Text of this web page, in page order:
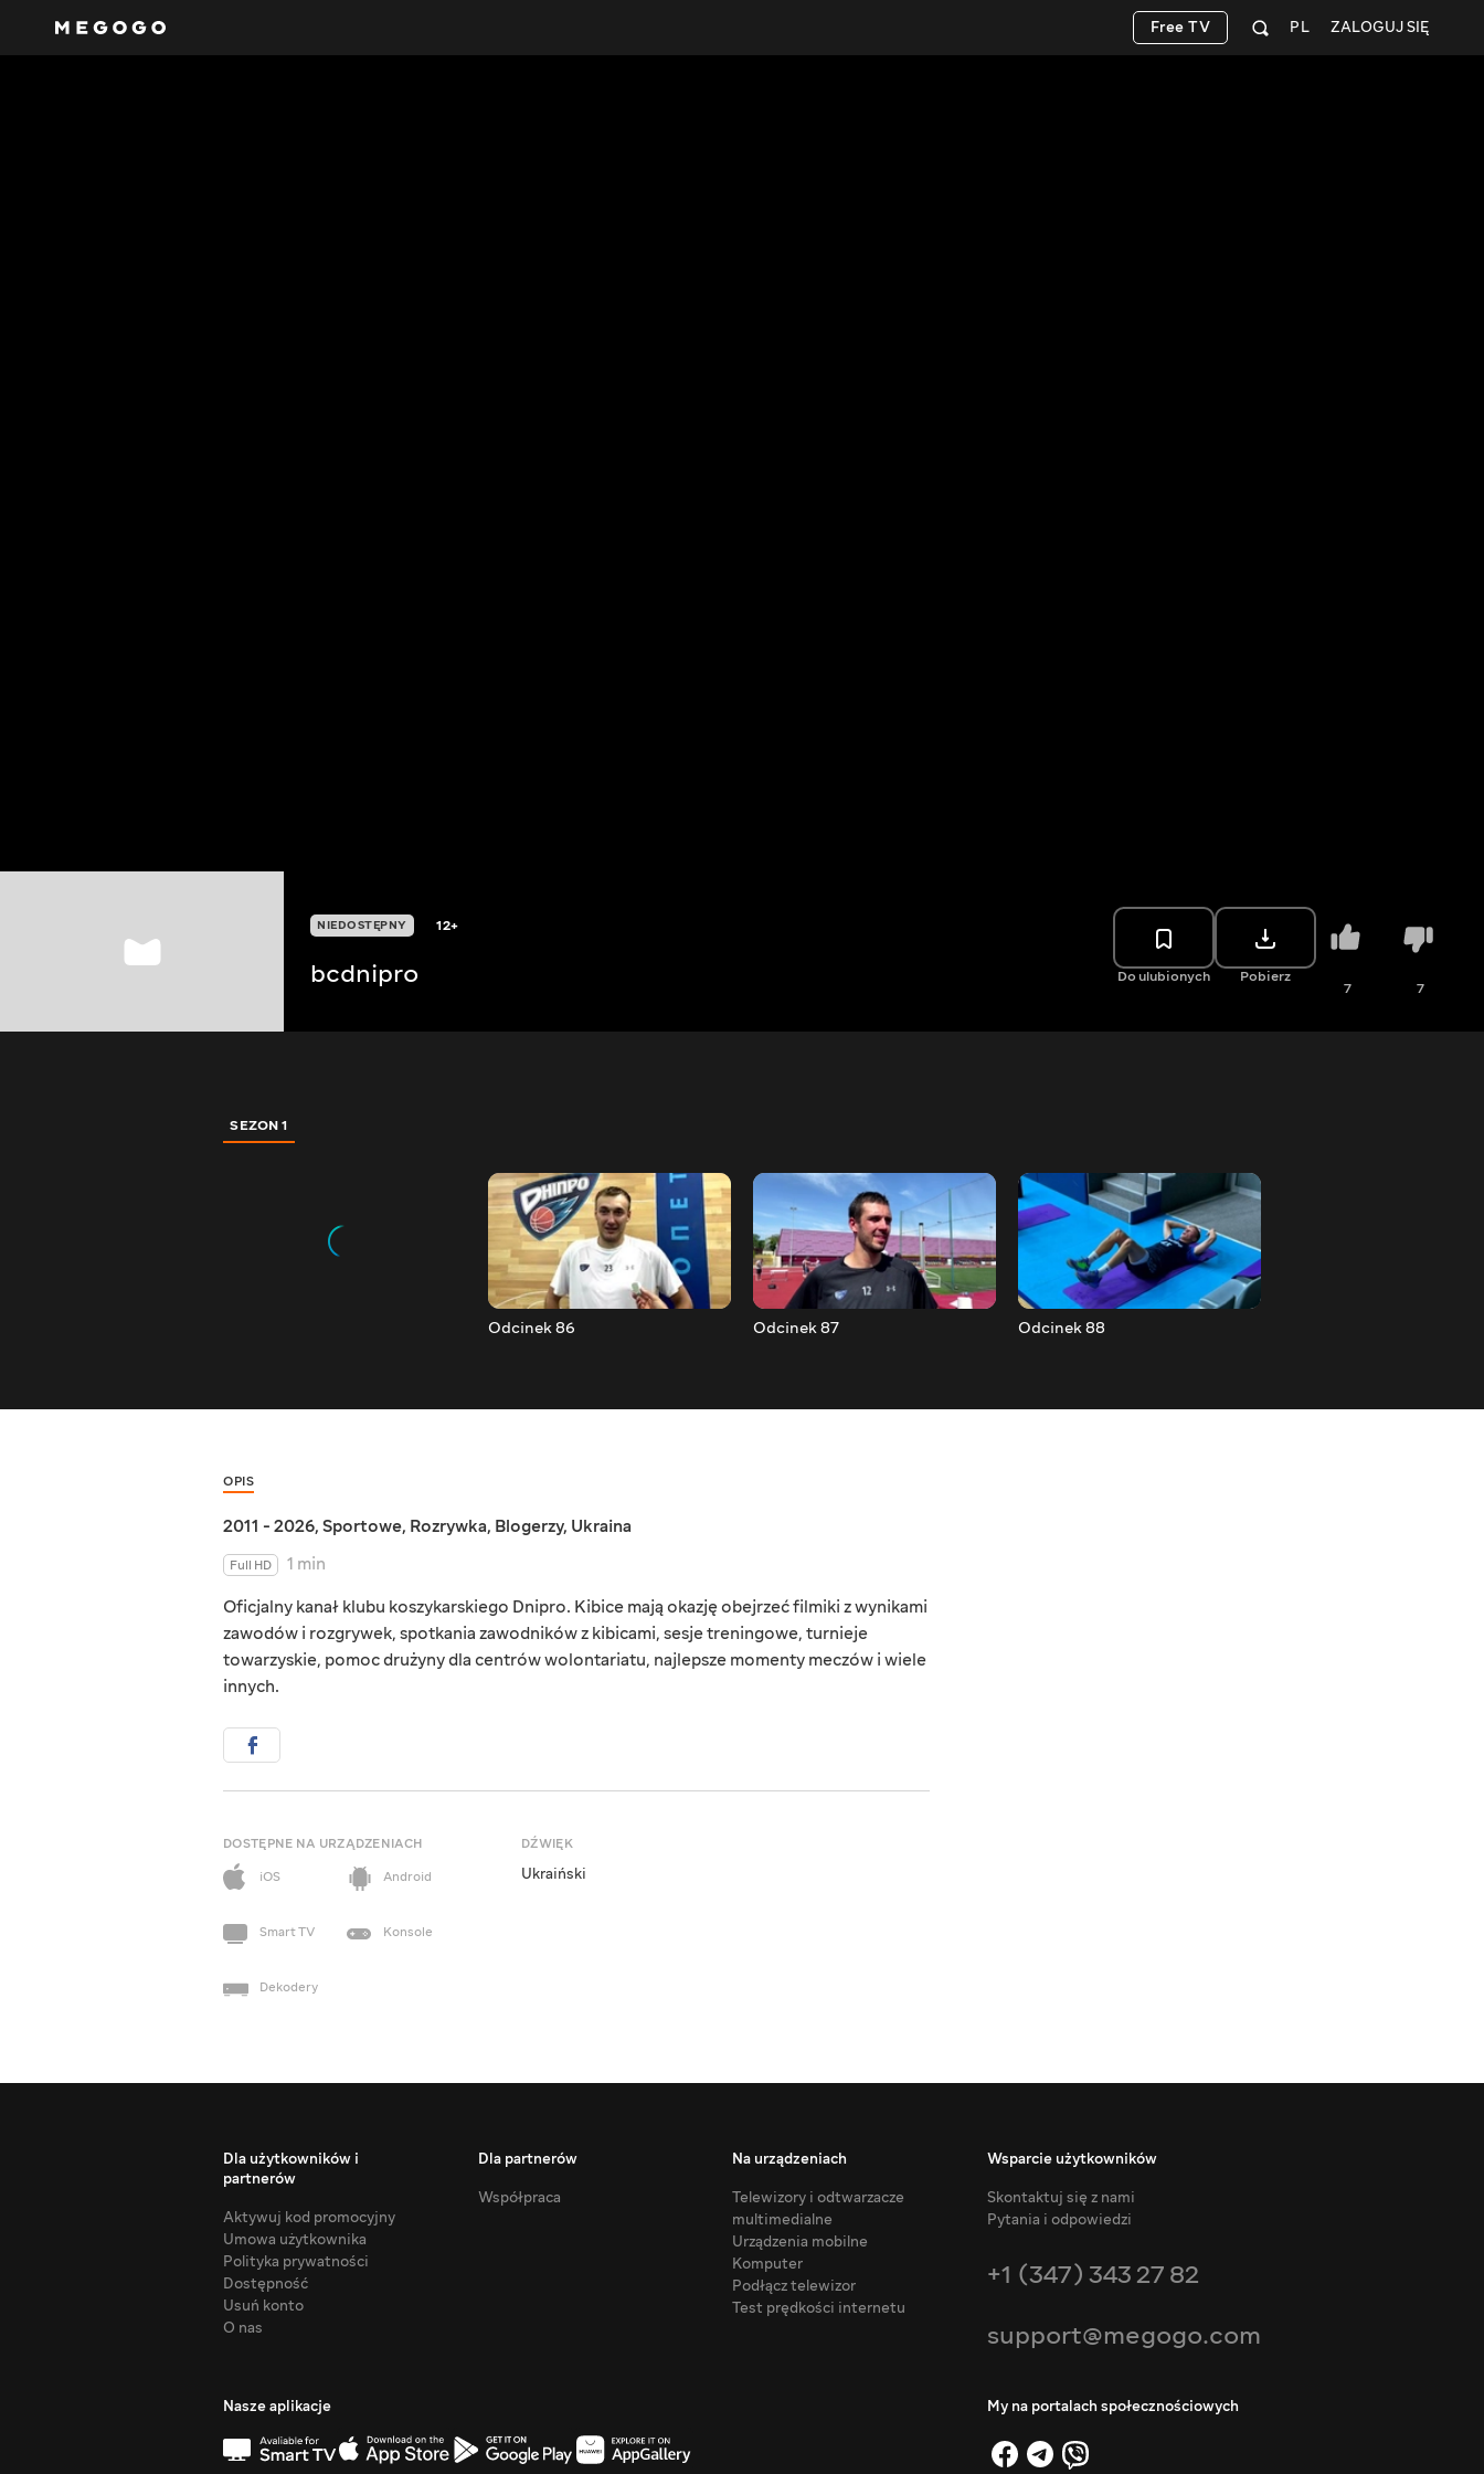
ZALOGUJ SIĘ
PL
Free TV
NIEDOSTĘPNY 12+
bcdnipro Do ulubionych Pobierz
7 7
SEZON 1
Odcinek 86 Odcinek 87 Odcinek 88
OPIS
2011 - 2026, Sportowe, Rozrywka, Blogerzy, Ukraina
Full HD
1 min
Oficjalny kanał klubu koszykarskiego Dnipro. Kibice mają okazję obejrzeć filmiki z wynikami
zawodów i rozgrywek, spotkania zawodników z kibicami, sesje treningowe, turnieje
towarzyskie, pomoc drużyny dla centrów wolontariatu, najlepsze momenty meczów i wiele
innych.
DOSTĘPNE NA URZĄDZENIACH
iOS
Android
Smart TV Konsole
Dekodery
DŹWIĘK
Ukraiński
Dla użytkowników i
partnerów
Aktywuj kod promocyjny
Umowa użytkownika
Polityka prywatności
Dostępność
Usuń konto
O nas
Dla partnerów
Współpraca
Na urządzeniach
Telewizory i odtwarzacze
multimedialne
Urządzenia mobilne
Komputer
Podłącz telewizor
Test prędkości internetu
Wsparcie użytkowników
Skontaktuj się z nami
Pytania i odpowiedzi
+1 (347) 343 27 82
support@megogo.com
Nasze aplikacje My na portalach społecznościowych